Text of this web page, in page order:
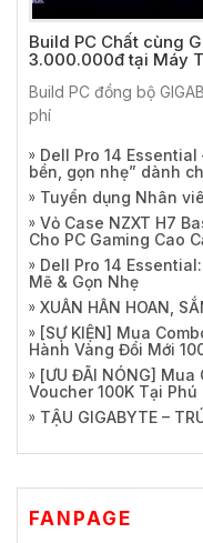
Build PC Chất cùng
3.000.000đ tại Máy
Build PC đồng bộ
phí
Dell Pro 14 Essential
bền, gọn nhẹ” dành
Tuyển dụng Nhân
Vỏ Case NZXT H7
Cho PC Gaming Cao
Dell Pro 14
Mẽ & Gọn Nhẹ
XUÂN HÂN HOAN,
[SỰ KIỆN] Mua
Hành Vàng Đổi Mới
[ƯU ĐÃI NÓNG]
Voucher 100K Tại Phú
TẬU GIGABYTE –
FANPAGE